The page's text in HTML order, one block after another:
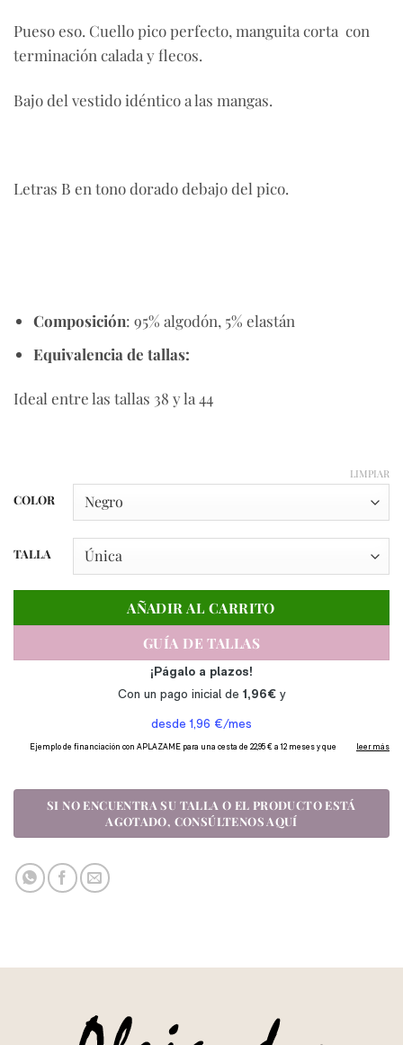
Pueso eso. Cuello pico perfecto, manguita corta con
terminación calada y flecos.
Bajo del vestido idéntico a las mangas.
Letras B en tono dorado debajo del pico.
Composición: 95% algodón, 5% elastán
Equivalencia de tallas:
Ideal entre las tallas 38 y la 44
COLOR
TALLA
LIMPIAR
AÑADIR AL CARRITO
GUÍA DE TALLAS